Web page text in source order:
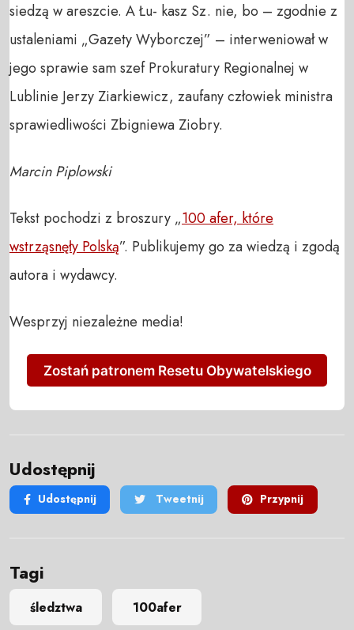
siedzą w areszcie. A Łu- kasz Sz. nie, bo – zgodnie z
ustaleniami „Gazety Wyborczej” – interweniował w
jego sprawie sam szef Prokuratury Regionalnej w
Lublinie Jerzy Ziarkiewicz, zaufany człowiek ministra
sprawiedliwości Zbigniewa Ziobry.
Marcin Piplowski
Tekst pochodzi z broszury „100 afer, które
wstrząsnęły Polską”. Publikujemy go za wiedzą i zgodą
autora i wydawcy.
Wesprzyj niezależne media!
Zostań patronem Resetu Obywatelskiego
Udostępnij
Udostępnij Tweetnij Przypnij
Tagi
śledztwa 100afer